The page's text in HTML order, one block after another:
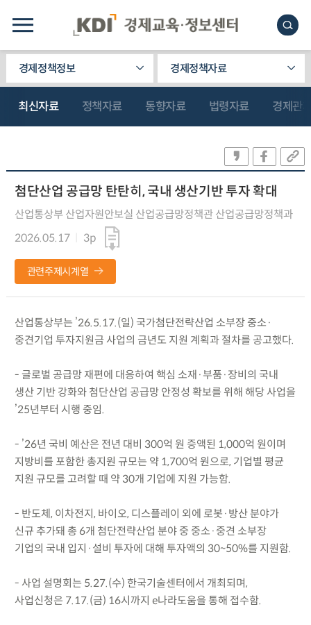
경제정책정보 경제정책자료
최신자료 정책자료 동향자료 법령자료 경제관
첨단산업 공급망 탄탄히, 국내 생산기반 투자 확대
산업통상부 산업자원안보실 산업공급망정책관 산업공급망정책과
2026.05.17
3p
관련주제시계열
산업통상부는 ’26.5.17.(일) 국가첨단전략산업 소부장 중소·
중견기업 투자지원금 사업의 금년도 지원 계획과 절차를 공고했다.
- 글로벌 공급망 재편에 대응하여 핵심 소재·부품·장비의 국내
생산 기반 강화와 첨단산업 공급망 안정성 확보를 위해 해당 사업을
’25년부터 시행 중임.
- ’26년 국비 예산은 전년 대비 300억 원 증액된 1,000억 원이며
지방비를 포함한 총지원 규모는 약 1,700억 원으로, 기업별 평균
지원 규모를 고려할 때 약 30개 기업에 지원 가능함.
- 반도체, 이차전지, 바이오, 디스플레이 외에 로봇·방산 분야가
신규 추가돼 총 6개 첨단전략산업 분야 중 중소·중견 소부장
기업의 국내 입지·설비 투자에 대해 투자액의 30~50%를 지원함.
- 사업 설명회는 5.27.(수) 한국기술센터에서 개최되며,
사업신청은 7.17.(금) 16시까지 e나라도움을 통해 접수함.